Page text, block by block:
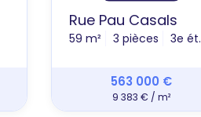
Rue Pau Casals
59 m² 3 pièces 3e ét.
563 000 €
9 383 € / m²